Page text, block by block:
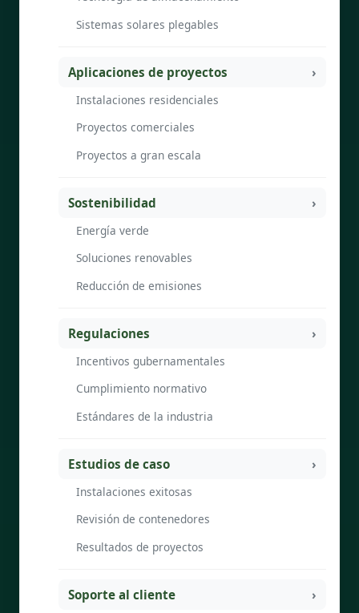
Sistemas solares plegables
Aplicaciones de proyectos
Instalaciones residenciales
Proyectos comerciales
Proyectos a gran escala
Sostenibilidad
Energía verde
Soluciones renovables
Reducción de emisiones
Regulaciones
Incentivos gubernamentales
Cumplimiento normativo
Estándares de la industria
Estudios de caso
Instalaciones exitosas
Revisión de contenedores
Resultados de proyectos
Soporte al cliente